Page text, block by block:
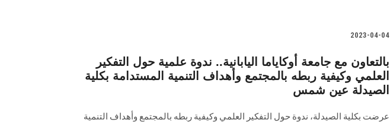
2023-04-04
بالتعاون مع جامعة أوكاياما اليابانية.. ندوة علمية حول التفكير
العلمي وكيفية ربطه بالمجتمع وأهداف التنمية المستدامة بكلية
الصيدلة عين شمس
عرضت بكلية الصيدلة، ندوة حول التفكير العلمي وكيفية ربطه بالمجتمع وأهداف التنمية